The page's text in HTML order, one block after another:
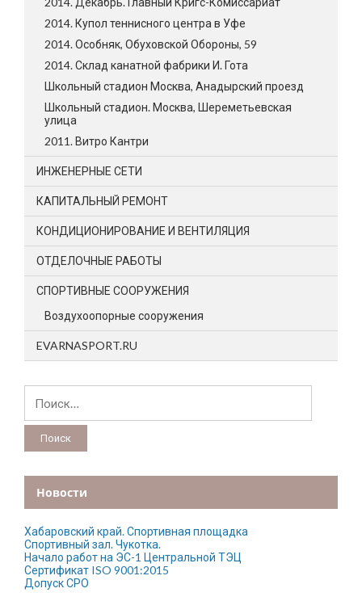
2014. Купол теннисного центра в Уфе
2014. Особняк, Обуховской Обороны, 59
2014. Склад канатной фабрики И. Гота
Школьный стадион Москва, Анадырский проезд
Школьный стадион. Москва, Шереметьевская
улица
2011. Витро Кантри
ИНЖЕНЕРНЫЕ СЕТИ
КАПИТАЛЬНЫЙ РЕМОНТ
КОНДИЦИОНИРОВАНИЕ И ВЕНТИЛЯЦИЯ
ОТДЕЛОЧНЫЕ РАБОТЫ
СПОРТИВНЫЕ СООРУЖЕНИЯ
Воздухоопорные сооружения
EVARNASPORT.RU
Найти:
Новости
Хабаровский край. Спортивная площадка
Спортивный зал. Чукотка.
Начало работ на ЭС-1 Центральной ТЭЦ
Сертификат ISO 9001:2015
Допуск СРО